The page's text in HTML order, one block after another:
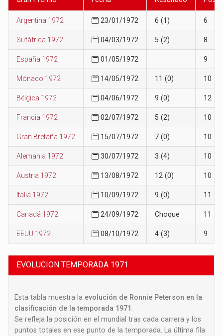
Argentina 1972 23/01/1972 6 (1) 6
Sufáfrica 1972 04/03/1972 5 (2) 8
España 1972 01/05/1972 9
Mónaco 1972 14/05/1972 11 (0) 10
Bélgica 1972 04/06/1972 9 (0) 12
Francia 1972 02/07/1972 5 (2) 10
Gran Bretaña 1972 15/07/1972 7 (0) 10
Alemania 1972 30/07/1972 3 (4) 10
Austria 1972 13/08/1972 12 (0) 10
Italia 1972 10/09/1972 9 (0) 11
Canadá 1972 24/09/1972 Choque 11
EEUU 1972 08/10/1972 4 (3) 9
EVOLUCION TEMPORADA 1971
Esta tabla muestra la evolución de Ronnie Peterson en la
clasificación de la temporada 1971
Se refleja la posición en el mundial tras cada carrera y los
puntos totales en ese punto de la temporada. La última fila